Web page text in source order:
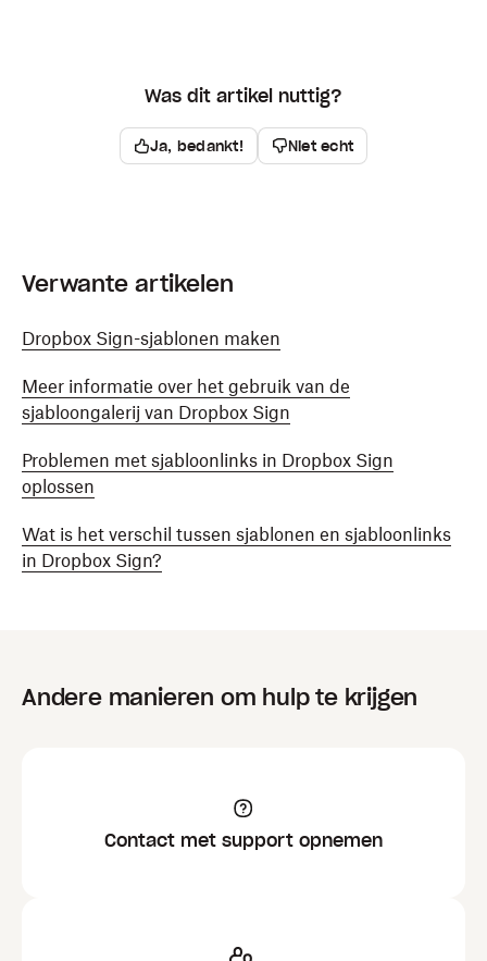
Was dit artikel nuttig?
Ja, bedankt! Niet echt
Verwante artikelen
Dropbox Sign-sjablonen maken
Meer informatie over het gebruik van de
sjabloongalerij van Dropbox Sign
Problemen met sjabloonlinks in Dropbox Sign
oplossen
Wat is het verschil tussen sjablonen en sjabloonlinks
in Dropbox Sign?
Andere manieren om hulp te krijgen
Contact met support opnemen